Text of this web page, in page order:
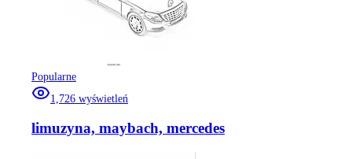
Popularne
1,726 wyświetleń
limuzyna, maybach, mercedes